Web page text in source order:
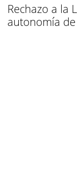
Rechazo a la
autonomía